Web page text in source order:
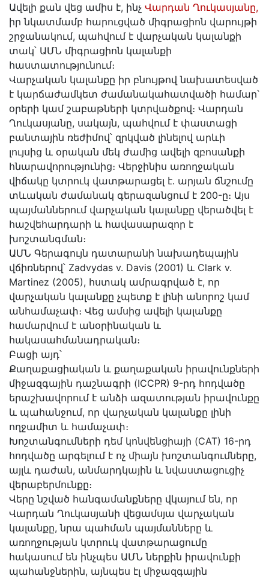
Ավելի քան վեց ամիս է, ինչ Վարդան Ղուկասյանը,
իր նկատմամբ հարուցված միգրացիոն վարույթի
շրջանակում, պահվում է վարչական կալանքի
տակ՝ ԱՄՆ միգրացիոն կալանքի
հաստատությունում։
Վարչական կալանքը իր բնույթով նախատեսված
է կարճաժամկետ ժամանակահատվածի համար՝
օրերի կամ շաբաթների կտրվածքով։ Վարդան
Ղուկասյանը, սակայն, պահվում է փաստացի
բանտային ռեժիմով՝ զրկված լինելով արևի
լույսից և օրական մեկ ժամից ավելի զբոսանքի
հնարավորությունից։ Վերջինիս առողջական
վիճակը կտրուկ վատթարացել է․ արյան ճնշումը
տևական ժամանակ գերազանցում է 200-ը։ Այս
պայմաններում վարչական կալանքը վերածվել է
հաշվեհարդարի և հավասարազոր է
խոշտանգման։
ԱՄՆ Գերագույն դատարանի նախադեպային
վճիռներով՝ Zadvydas v. Davis (2001) և Clark v.
Martinez (2005), հստակ ամրագրված է, որ
վարչական կալանքը չպետք է լինի անորոշ կամ
անհամաչափ։ Վեց ամսից ավելի կալանքը
համարվում է անօրինական և
հակասահմանադրական։
Բացի այդ՝
Քաղաքացիական և քաղաքական իրավունքների
միջազգային դաշնագրի (ICCPR) 9-րդ հոդվածը
երաշխավորում է անձի ազատության իրավունքը
և պահանջում, որ վարչական կալանքը լինի
ողջամիտ և համաչափ։
Խոշտանգումների դեմ կոնվենցիայի (CAT) 16-րդ
հոդվածը արգելում է ոչ միայն խոշտանգումները,
այլև դաժան, անմարդկային և նվաստացուցիչ
վերաբերմունքը։
Վերը նշված հանգամանքները վկայում են, որ
Վարդան Ղուկասյանի վեցամսյա վարչական
կալանքը, նրա պահման պայմանները և
առողջության կտրուկ վատթարացումը
հակասում են ինչպես ԱՄՆ ներքին իրավունքի
պահանջներին, այնպես էլ միջազգային